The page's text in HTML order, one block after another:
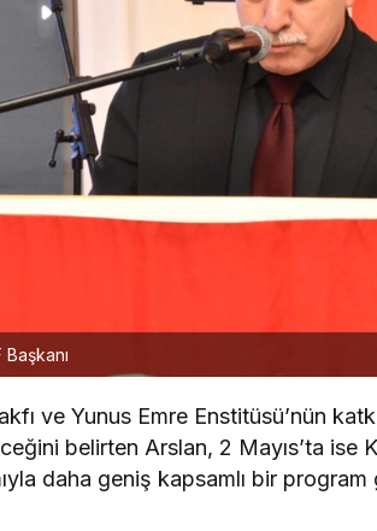
ve Yunus Emre Enstitüsü’nün
belirten Arslan, 2 Mayıs’ta ise
daha geniş kapsamlı bir